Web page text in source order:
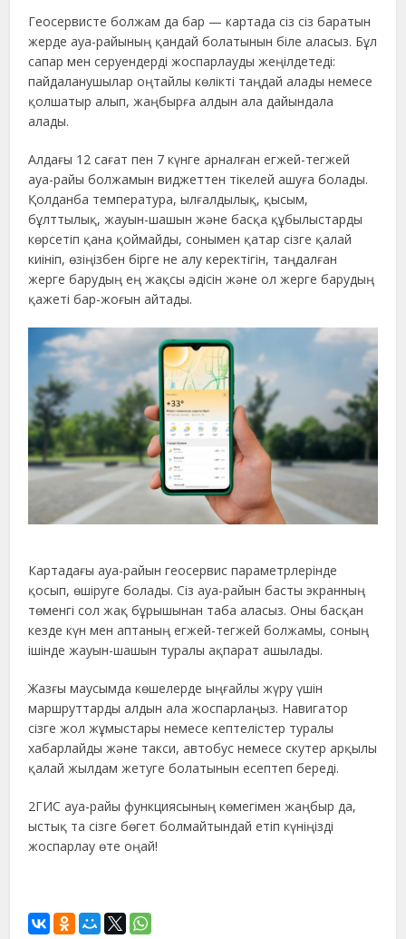
Геосервисте болжам да бар — картада сіз сіз баратын
жерде ауа-райының қандай болатынын біле аласыз. Бұл
сапар мен серуендерді жоспарлауды жеңілдетеді:
пайдаланушылар оңтайлы көлікті таңдай алады немесе
қолшатыр алып, жаңбырға алдын ала дайындала
алады.
Алдағы 12 сағат пен 7 күнге арналған егжей-тегжей
ауа-райы болжамын виджеттен тікелей ашуға болады.
Қолданба температура, ылғалдылық, қысым,
бұлттылық, жауын-шашын және басқа құбылыстарды
көрсетіп қана қоймайды, сонымен қатар сізге қалай
киініп, өзіңізбен бірге не алу керектігін, таңдалған
жерге барудың ең жақсы әдісін және ол жерге барудың
қажеті бар-жоғын айтады.
Картадағы ауа-райын геосервис параметрлерінде
қосып, өшіруге болады. Сіз ауа-райын басты экранның
төменгі сол жақ бұрышынан таба аласыз. Оны басқан
кезде күн мен аптаның егжей-тегжей болжамы, соның
ішінде жауын-шашын туралы ақпарат ашылады.
Жазғы маусымда көшелерде ыңғайлы жүру үшін
маршруттарды алдын ала жоспарлаңыз. Навигатор
сізге жол жұмыстары немесе кептелістер туралы
хабарлайды және такси, автобус немесе скутер арқылы
қалай жылдам жетуге болатынын есептеп береді.
2ГИС ауа-райы функциясының көмегімен жаңбыр да,
ыстық та сізге бөгет болмайтындай етіп күніңізді
жоспарлау өте оңай!